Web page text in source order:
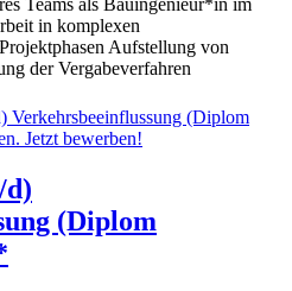
Teams als Bauingenieur*in im
in komplexen
Aufstellung von
der Vergabeverfahren
(Diplom